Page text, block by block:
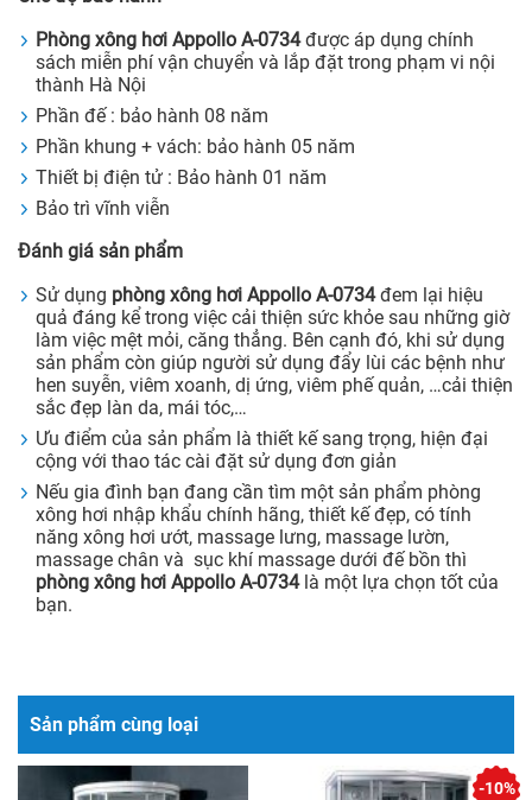
Phòng xông hơi Appollo A-0734được áp dụng chính
sách miễn phí vận chuyển và lắp đặt trong phạm vi nội
thành Hà Nội
Phần đế : bảo hành 08 năm
Phần khung + vách: bảo hành 05 năm
Thiết bị điện tử : Bảo hành 01 năm
Bảo trì vĩnh viễn
Đánh giá sản phẩm
Sử dụng phòng xông hơi Appollo A-0734đem lại hiệu
quả đáng kể trong việc cải thiện sức khỏe sau những giờ
làm việc mệt mỏi, căng thẳng. Bên cạnh đó, khi sử dụng
sản phẩm còn giúp người sử dụng đẩy lùi các bệnh như
hen suyễn, viêm xoanh, dị ứng, viêm phế quản, …cải thiện
sắc đẹp làn da, mái tóc,…
Ưu điểm của sản phẩm là thiết kế sang trọng, hiện đại
cộng với thao tác cài đặt sử dụng đơn giản
Nếu gia đình bạn đang cần tìm một sản phẩm phòng
xông hơi nhập khẩu chính hãng, thiết kế đẹp, có tính
năng xông hơi ướt, massage lưng, massage lườn,
massage chân và sục khí massage dưới đế bồn thì
phòng xông hơi Appollo A-0734là một lựa chọn tốt của
bạn.
Sản phẩm cùng loại
-10%